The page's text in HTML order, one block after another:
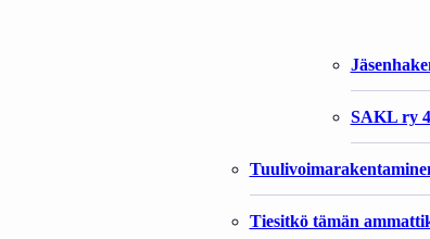
Elinkeinokalatalouden
Kalat ja kalatalous
Vahinkoeläimet
Tiesitkö tämän
SAKL ry